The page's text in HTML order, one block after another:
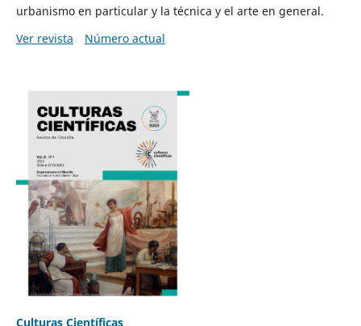
urbanismo en particular y la técnica y el arte en general.
Ver revista
Número actual
Culturas Científicas